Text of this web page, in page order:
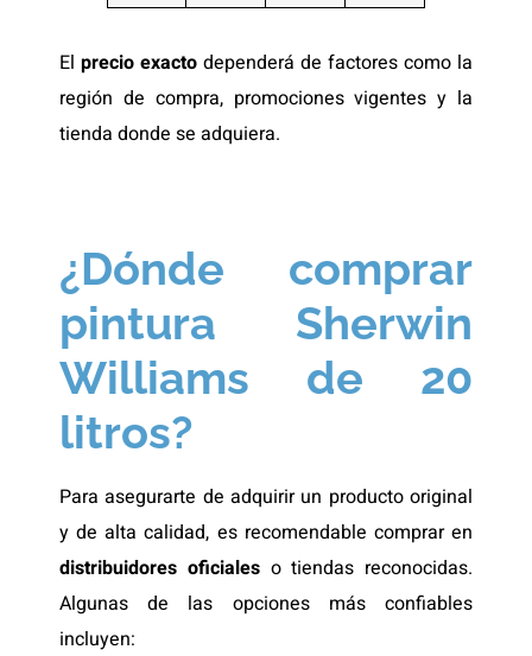
El precio exacto dependerá de factores como la
región de compra, promociones vigentes y la
tienda donde se adquiera.
¿Dónde comprar
pintura Sherwin
Williams de 20
litros?
Para asegurarte de adquirir un producto original
y de alta calidad, es recomendable comprar en
distribuidores oficialeso tiendas reconocidas.
Algunas de las opciones más confiables
incluyen: